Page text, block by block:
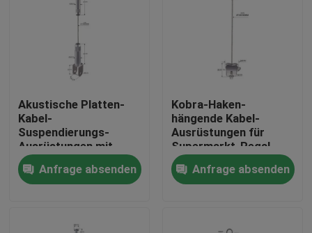
Haus
Produkte
Akustische Platten-
Kabel-
Suspendierungs-
Ausrüstungen mit
einer 15*14mm
Größenklammer
YW86484
Anfrage absenden
Kobra-Haken-
hängende Kabel-
Ausrüstungen für
Supermarkt-Regal
24*29.5mm YW86487
Anfrage absenden